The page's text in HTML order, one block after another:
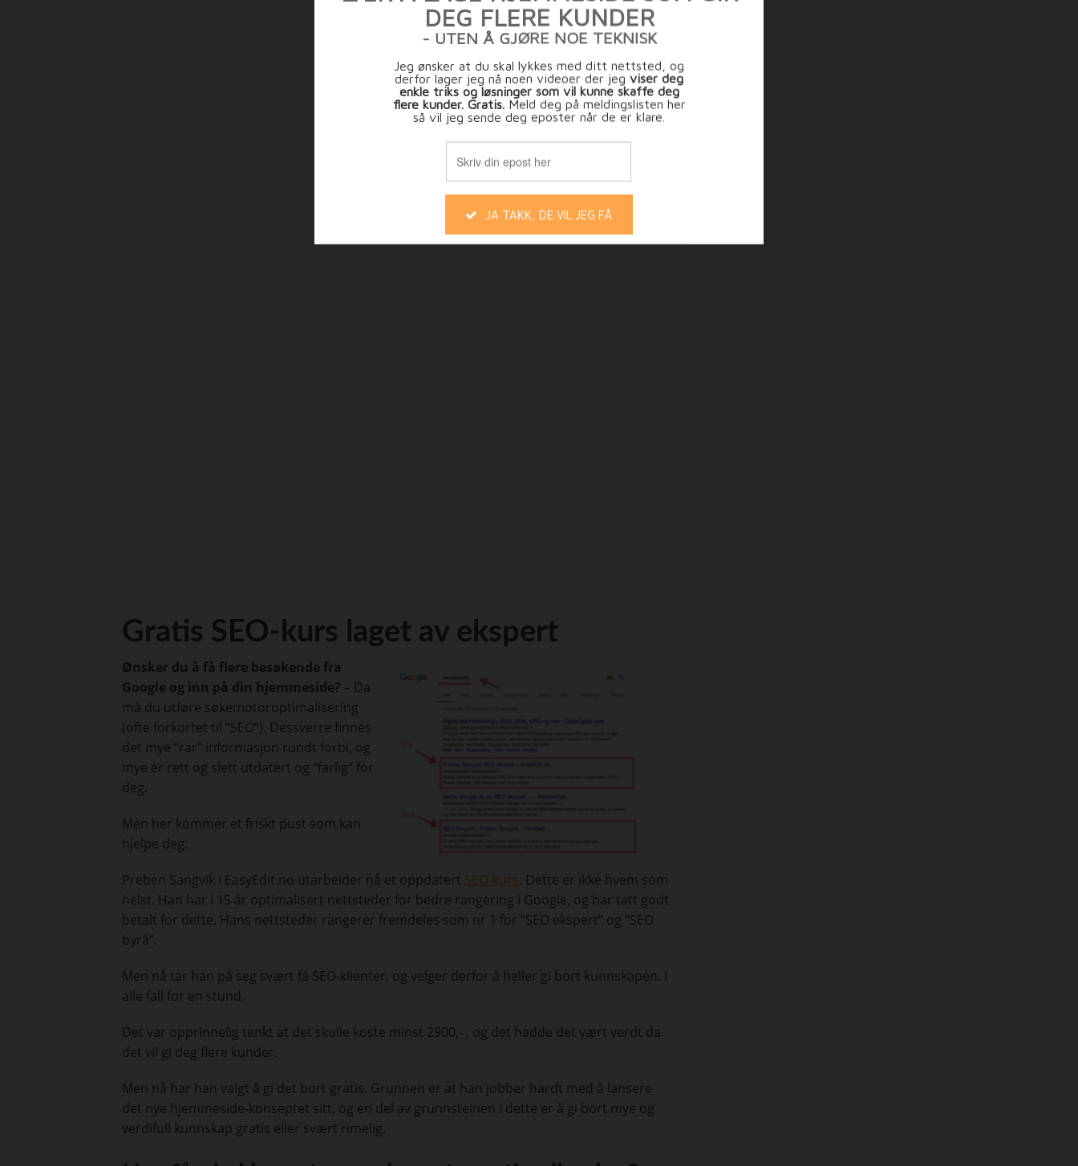
Gratis SEO-kurs laget av ekspert
Ønsker du å få flere besøkende fra
Google og inn på din hjemmeside? – Da
må du utføre søkemotoroptimalisering
(ofte forkortet til “SEO”). Dessverre finnes
det mye “rar” informasjon rundt forbi, og
mye er rett og slett utdatert og “farlig” for
deg.
Men her kommer et friskt pust som kan
hjelpe deg:
Preben Sangvik i EasyEdit.no utarbeider nå et oppdatert SEO-kurs. Dette er ikke hvem som
helst. Han har i 15 år optimalisert nettsteder for bedre rangering i Google, og har tatt godt
betalt for dette. Hans nettsteder rangerer fremdeles som nr 1 for “SEO ekspert” og “SEO
byrå”.
Men nå tar han på seg svært få SEO-klienter, og velger derfor å heller gi bort kunnskapen. I
alle fall for en stund.
Det var opprinnelig tenkt at det skulle koste minst 2900,- , og det hadde det vært verdt da
det vil gi deg flere kunder.
Men nå har han valgt å gi det bort gratis. Grunnen er at han jobber hardt med å lansere
det nye hjemmeside-konseptet sitt, og en del av grunnsteinen i dette er å gi bort mye og
verdifull kunnskap gratis eller svært rimelig.
Hei, Estrategi.no bruker cookies for å gjøre din opplevelse bedre samt
fungere godt. Vi regner med at det er ok for deg, men du kan deaktivere
cookies hvis du vil
Innstillinger GODTATT